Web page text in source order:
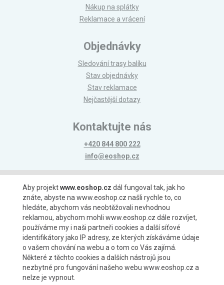
Nákup na splátky
Reklamace a vrácení
Objednávky
Sledování trasy balíku
Stav objednávky
Stav reklamace
Nejčastější dotazy
Kontaktujte nás
+420 844 800 222
info@eoshop.cz
Možnosti platby
Možnosti dopravy
Aby projektwww.eoshop.cz dál fungoval tak, jak ho
znáte, abyste na www.eoshop.cz našli rychle to, co
hledáte, abychom vás neobtěžovali nevhodnou
reklamou, abychom mohli www.eoshop.cz dále rozvíjet,
používáme my i naši partneři cookies a další síťové
identifikátory jako IP adresy, ze kterých získáváme údaje
o vašem chování na webu a o tom co Vás zajímá.
Některé z těchto cookies a dalších nástrojů jsou
nezbytné pro fungování našeho webu www.eoshop.cz a
nelze je vypnout.